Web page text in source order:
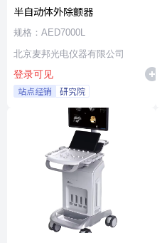
半自动体外除颤器
规格：AED7000L
北京麦邦光电仪器有限公司
登录可见
站点经销 研究院